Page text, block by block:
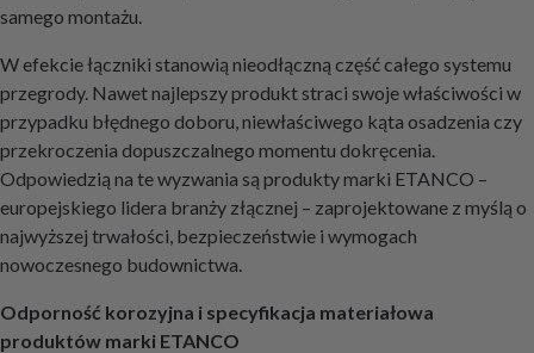
samego montażu.
W efekcie łączniki stanowią nieodłączną część całego systemu
przegrody. Nawet najlepszy produkt straci swoje właściwości w
przypadku błędnego doboru, niewłaściwego kąta osadzenia czy
przekroczenia dopuszczalnego momentu dokręcenia.
Odpowiedzią na te wyzwania są produkty marki ETANCO –
europejskiego lidera branży złącznej – zaprojektowane z myślą o
najwyższej trwałości, bezpieczeństwie i wymogach
nowoczesnego budownictwa.
Odporność korozyjna i specyfikacja materiałowa
produktów marki ETANCO